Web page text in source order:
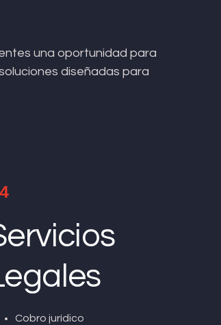
una oportunidad para
diseñadas para
Cobro jurídico